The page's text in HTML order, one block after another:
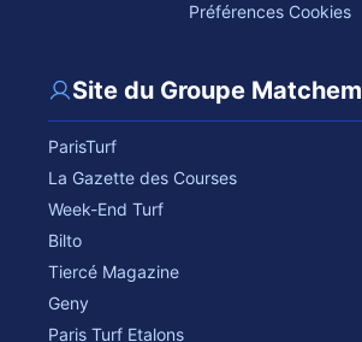
Préférences Cookies
Site du Groupe Matchem
ParisTurf
La Gazette des Courses
Week-End Turf
Bilto
Tiercé Magazine
Geny
Paris Turf Etalons